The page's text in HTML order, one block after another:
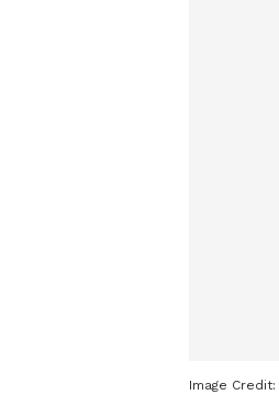
Image Credit: